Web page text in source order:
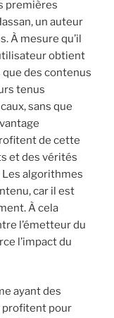
premières
un auteur
À mesure qu’il
obtient
des contenus
tenus
sans que
de cette
et des vérités
algorithmes
car il est
À cela
l’émetteur du
l’impact du
ayant des
profitent pour